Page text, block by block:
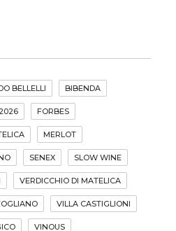
BELLELLI BIBENDA
FORBES
MERLOT
SENEX SLOW WINE
VERDICCHIO DI MATELICA
VILLA CASTIGLIONI
VINOUS